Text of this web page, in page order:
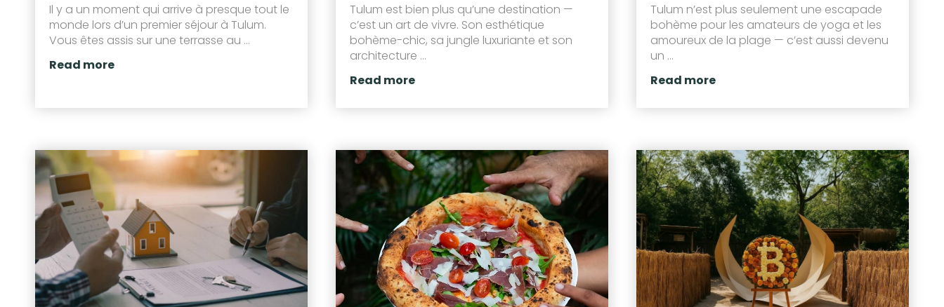
Il y a un moment qui arrive à presque tout le
monde lors d’un premier séjour à Tulum.
Vous êtes assis sur une terrasse au ...
Read more
Tulum est bien plus qu’une destination —
c’est un art de vivre. Son esthétique
bohème-chic, sa jungle luxuriante et son
architecture ...
Read more
Tulum n’est plus seulement une escapade
bohème pour les amateurs de yoga et les
amoureux de la plage — c’est aussi devenu
un ...
Read more